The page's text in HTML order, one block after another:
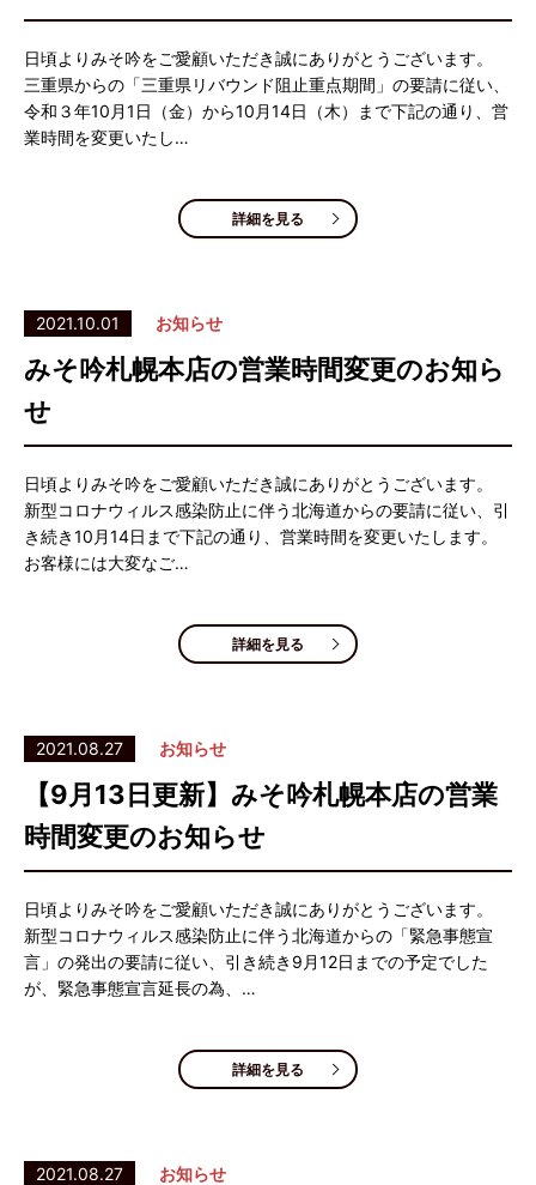
日頃よりみそ吟をご愛顧いただき誠にありがとうございます。
三重県からの「三重県リバウンド阻止重点期間」の要請に従い、
令和３年10月1日（金）から10月14日（木）まで下記の通り、営
業時間を変更いたし…
詳細を見る
2021.10.01 お知らせ
みそ吟札幌本店の営業時間変更のお知ら
せ
日頃よりみそ吟をご愛顧いただき誠にありがとうございます。
新型コロナウィルス感染防止に伴う北海道からの要請に従い、引
き続き10月14日まで下記の通り、営業時間を変更いたします。
お客様には大変なご…
詳細を見る
2021.08.27 お知らせ
【9月13日更新】みそ吟札幌本店の営業
時間変更のお知らせ
日頃よりみそ吟をご愛顧いただき誠にありがとうございます。
新型コロナウィルス感染防止に伴う北海道からの「緊急事態宣
言」の発出の要請に従い、引き続き9月12日までの予定でした
が、緊急事態宣言延長の為、…
詳細を見る
2021.08.27 お知らせ